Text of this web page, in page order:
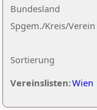
Sortierung
Bundesland
Spgem./Kreis/Verein
Vereinslisten:Wien